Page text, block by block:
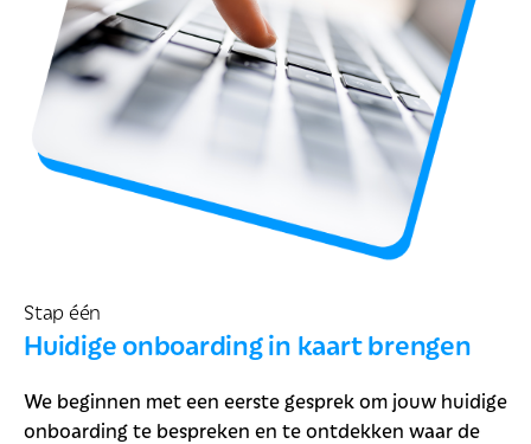
Stap één
Huidige onboarding in kaart brengen
We beginnen met een eerste gesprek om jouw huidige
onboarding te bespreken en te ontdekken waar de